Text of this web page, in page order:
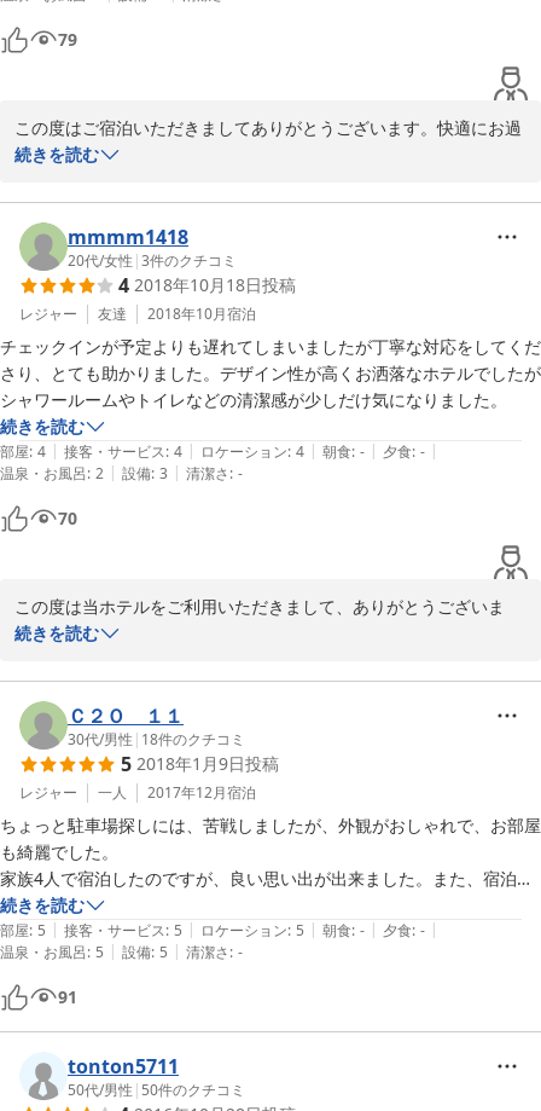
79
この度はご宿泊いただきましてありがとうございます。快適にお過
ごしいただけましたら幸いです。
お電話の件ですが、フロントデスクの営業時間は9：30〜14：00、
16：00〜21：00となっております。大変恐縮ですが、14：00〜
16：00はクローズさせていただいておりますので、ご了承くださ
い。
また、機会がございましたらご利用いただければ幸いです。スタッ
フ一同お待ちしております。
2016-11-08
続きを読む
mmmm1418
20代/女性 |3件のクチコミ
4 2018年10月18日投稿
レジャー 友達 2018年10月宿泊
チェックインが予定よりも遅れてしまいましたが丁寧な対応をしてくだ
さり、とても助かりました。デザイン性が高くお洒落なホテルでしたが
シャワールームやトイレなどの清潔感が少しだけ気になりました。
続きを読む
部屋: 4 | 接客・サービス: 4 | ロケーション: 4 | 朝食: - | 夕食: - |
温泉・お風呂: 2 | 設備: 3 | 清潔さ: -
70
この度は当ホテルをご利用いただきまして、ありがとうございま
す。
ご提供したいと考えております。が、シャワールームなどにご不快
感をお持ちになられたとのこと、大変申し訳ございません。
日々、清掃に励んではおりますが、いずれも24時間稼働する場所ゆ
え、手の行き届かない場合があったようです。今後はそのようなこ
とのないように努めて参ります。
また機会がございましたら、ご利用いただければ幸いです。
2018-10-19
続きを読む
Ｃ２Ｏ １１
30代/男性 | 18件のクチコミ
5 2018年1月9日投稿
レジャー 一人 2017年12月宿泊
ちょっと駐車場探しには、苦戦しましたが、外観がおしゃれで、お部屋
も綺麗でした。
家族4人で宿泊したのですが、良い思い出が出来ました。また、宿泊し
たいと思います。
続きを読む
部屋: 5 | 接客・サービス: 5 | ロケーション: 5 | 朝食: - | 夕食: - |
温泉・お風呂: 5 | 設備: 5 | 清潔さ: -
91
tonton5711
50代/男性 | 50件のクチコミ